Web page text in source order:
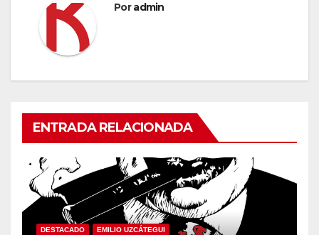
Poradmin
ENTRADA RELACIONADA
DESTACADO EMILIO UZCÁTEGUI